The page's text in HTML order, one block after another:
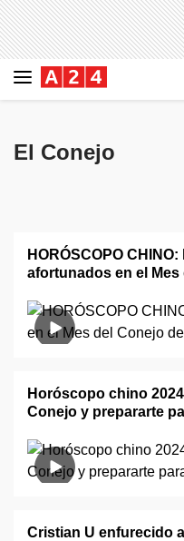
El Conejo
HORÓSCOPO
afortunados en el
Horóscopo chino
Conejo y prepararte
Cristian U enfurecido